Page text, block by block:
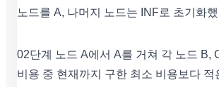
노드를 A, 나머지 노드는 INF로 초기화
02단계 노드 A에서 A를 거쳐 각 노드 B,
비용 중 현재까지 구한 최소 비용보다 적